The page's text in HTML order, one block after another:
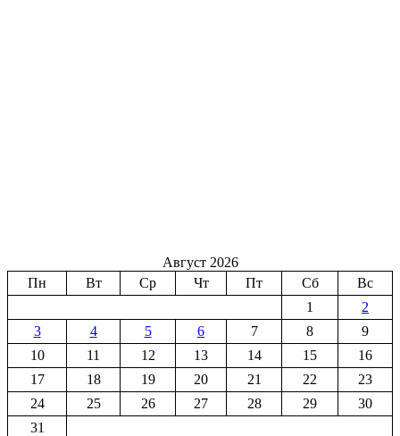
Август 2026
Пн
Вт Ср Чт Пт Сб
Вс
1
2
3
4 5 6 7 8
9
10
11 12 13 14 15
16
17
18 19 20 21 22
23
24
25 26 27 28 29
30
31